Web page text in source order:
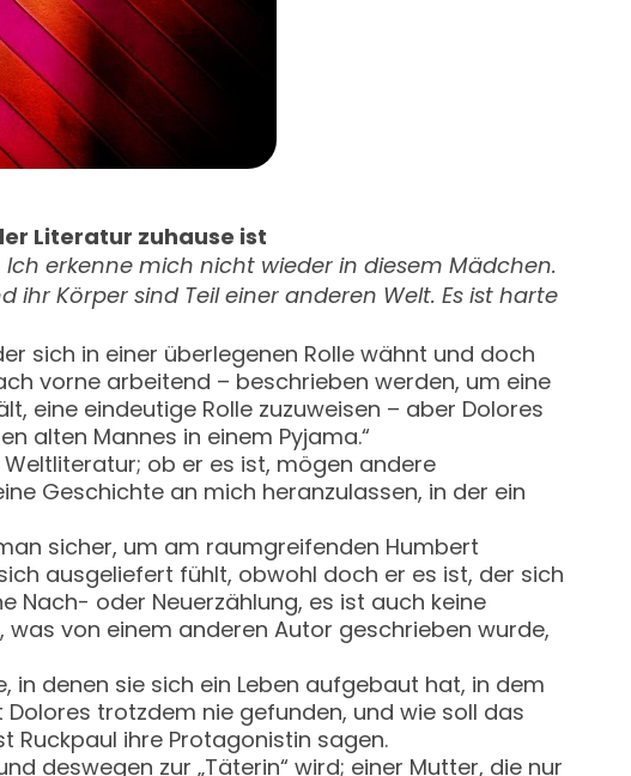
Literatur zuhause ist
erkenne mich nicht wieder in diesem Mädchen.
Körper sind Teil einer anderen Welt. Es ist harte
sich in einer überlegenen Rolle wähnt und doch
vorne arbeitend – beschrieben werden, um eine
eine eindeutige Rolle zuzuweisen – aber Dolores
alten Mannes in einem Pyjama.“
ob er es ist, mögen andere
Geschichte an mich heranzulassen, in der ein
sicher, um am raumgreifenden Humbert
ausgeliefert fühlt, obwohl doch er es ist, der sich
Nach- oder Neuerzählung, es ist auch keine
von einem anderen Autor geschrieben wurde,
in denen sie sich ein Leben aufgebaut hat, in dem
trotzdem nie gefunden, und wie soll das
Ruckpaul ihre Protagonistin sagen.
deswegen zur „Täterin“ wird; einer Mutter, die nur